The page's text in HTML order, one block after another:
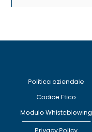
Politica aziendale
Codice Etico
Modulo Whisteblowing
Privacy Policy